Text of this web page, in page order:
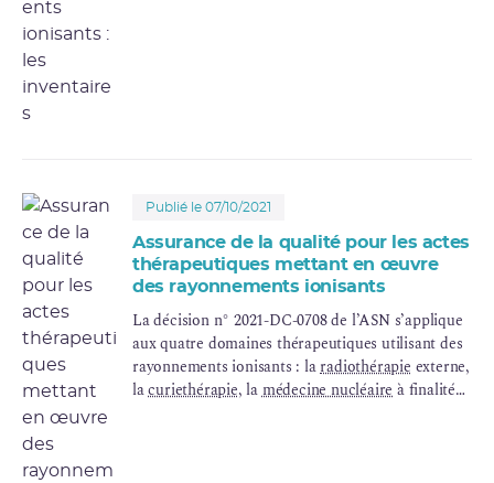
Publié le 07/10/2021
Assurance de la qualité pour les actes
thérapeutiques mettant en œuvre
des rayonnements ionisants
La décision n° 2021-DC-0708 de l’ASN s’applique
aux quatre domaines thérapeutiques utilisant des
rayonnements ionisants : laradiothérapie externe,
lacuriethérapie, lamédecine nucléaireà finalité